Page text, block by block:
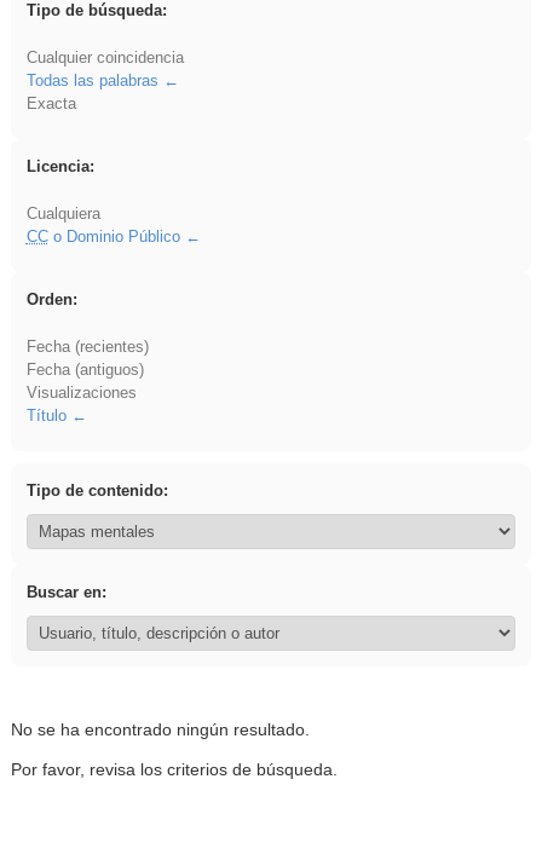
Tipo de búsqueda:
Cualquier coincidencia
Todas las palabras
Exacta
Licencia:
Cualquiera
CCo Dominio Público
Orden:
Fecha (recientes)
Fecha (antiguos)
Visualizaciones
Título
Tipo de contenido:
Buscar en:
No se ha encontrado ningún resultado.
Por favor, revisa los criterios de búsqueda.